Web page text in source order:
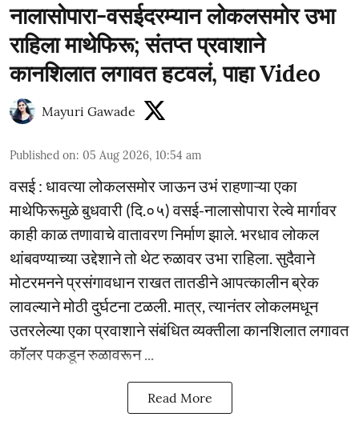
नालासोपारा-वसईदरम्यान लोकलसमोर उभा
राहिला माथेफिरू; संतप्त प्रवाशाने
कानशिलात लगावत हटवलं, पाहा Video
Mayuri Gawade
Published on: 05 Aug 2026, 10:54 am
वसई : धावत्या लोकलसमोर जाऊन उभं राहणाऱ्या एका
माथेफिरूमुळे बुधवारी (दि.०५) वसई-नालासोपारा रेल्वे मार्गावर
काही काळ तणावाचे वातावरण निर्माण झाले. भरधाव लोकल
थांबवण्याच्या उद्देशाने तो थेट रुळावर उभा राहिला. सुदैवाने
मोटरमनने प्रसंगावधान राखत तातडीने आपत्कालीन ब्रेक
लावल्याने मोठी दुर्घटना टळली. मात्र, त्यानंतर लोकलमधून
उतरलेल्या एका प्रवाशाने संबंधित व्यक्तीला कानशिलात लगावत
कॉलर पकडून रुळावरून ...
Read More